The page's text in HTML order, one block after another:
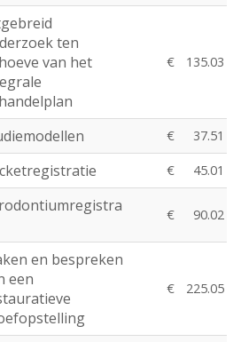
ten
van het
€ 135.03
€ 37.51
€ 45.01
€ 90.02
en bespreken
een
€ 225.05